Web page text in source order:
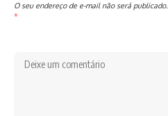
O seu endereço de e-mail não será publicado.
*